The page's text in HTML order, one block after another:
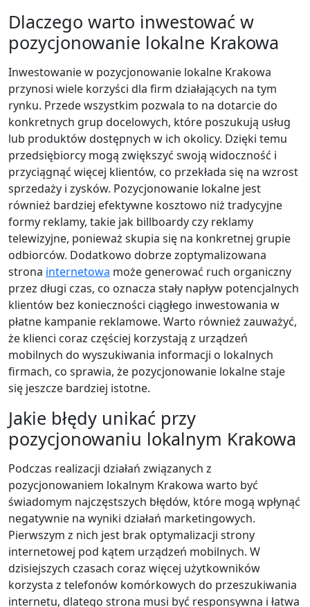
Dlaczego warto inwestować w
pozycjonowanie lokalne Krakowa
Inwestowanie w pozycjonowanie lokalne Krakowa
przynosi wiele korzyści dla firm działających na tym
rynku. Przede wszystkim pozwala to na dotarcie do
konkretnych grup docelowych, które poszukują usług
lub produktów dostępnych w ich okolicy. Dzięki temu
przedsiębiorcy mogą zwiększyć swoją widoczność i
przyciągnąć więcej klientów, co przekłada się na wzrost
sprzedaży i zysków. Pozycjonowanie lokalne jest
również bardziej efektywne kosztowo niż tradycyjne
formy reklamy, takie jak billboardy czy reklamy
telewizyjne, ponieważ skupia się na konkretnej grupie
odbiorców. Dodatkowo dobrze zoptymalizowana
strona internetowa może generować ruch organiczny
przez długi czas, co oznacza stały napływ potencjalnych
klientów bez konieczności ciągłego inwestowania w
płatne kampanie reklamowe. Warto również zauważyć,
że klienci coraz częściej korzystają z urządzeń
mobilnych do wyszukiwania informacji o lokalnych
firmach, co sprawia, że pozycjonowanie lokalne staje
się jeszcze bardziej istotne.
Jakie błędy unikać przy
pozycjonowaniu lokalnym Krakowa
Podczas realizacji działań związanych z
pozycjonowaniem lokalnym Krakowa warto być
świadomym najczęstszych błędów, które mogą wpłynąć
negatywnie na wyniki działań marketingowych.
Pierwszym z nich jest brak optymalizacji strony
internetowej pod kątem urządzeń mobilnych. W
dzisiejszych czasach coraz więcej użytkowników
korzysta z telefonów komórkowych do przeszukiwania
internetu, dlatego strona musi być responsywna i łatwa